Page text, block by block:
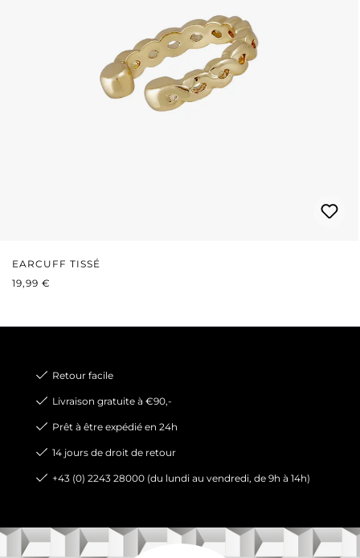
EARCUFF TISSÉ
PRIX RÉGULIER :
19,99 €
Retour facile
Livraison gratuite à €90,-
Prêt à être expédié en 24h
14 jours de droit de retour
+43 (0) 2243 28000 (du lundi au vendredi, de 9h à 14h)